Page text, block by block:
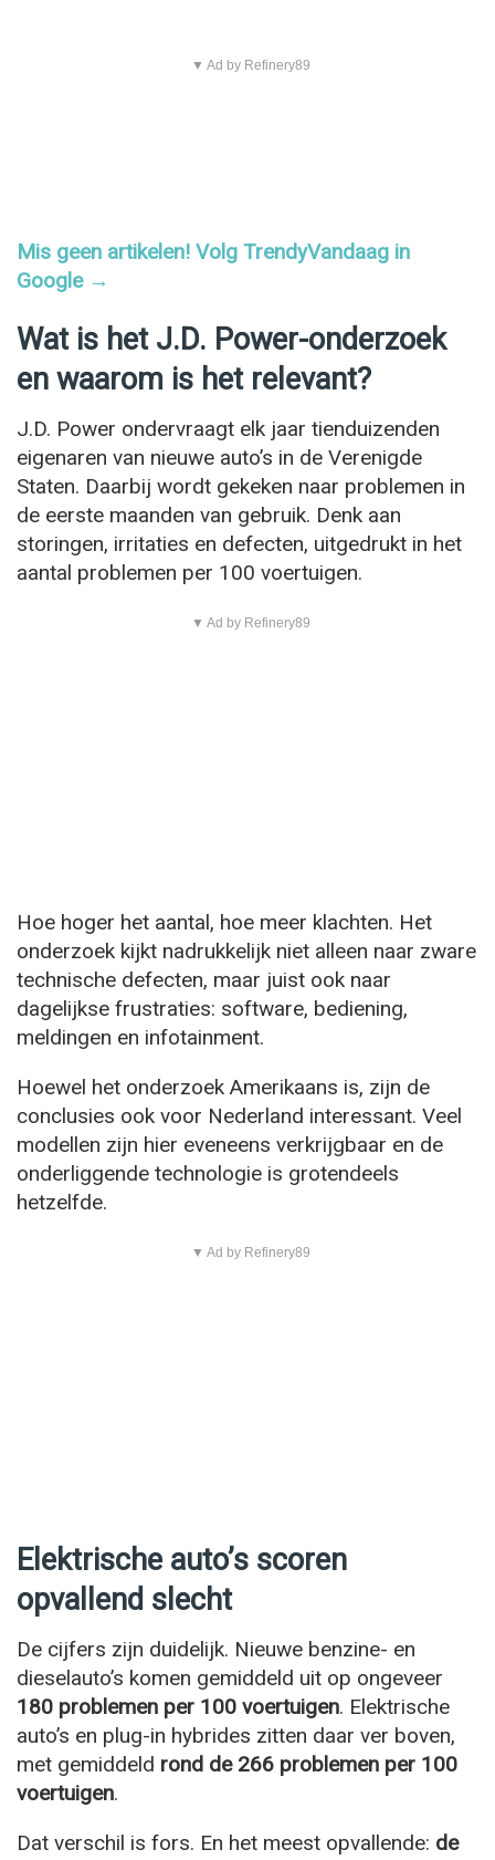
▼ Ad by Refinery89
Mis geen artikelen! Volg TrendyVandaag in
Google →
Wat is het J.D. Power-onderzoek
en waarom is het relevant?
J.D. Power ondervraagt elk jaar tienduizenden
eigenaren van nieuwe auto’s in de Verenigde
Staten. Daarbij wordt gekeken naar problemen in
de eerste maanden van gebruik. Denk aan
storingen, irritaties en defecten, uitgedrukt in het
aantal problemen per 100 voertuigen.
▼ Ad by Refinery89
Hoe hoger het aantal, hoe meer klachten. Het
onderzoek kijkt nadrukkelijk niet alleen naar zware
technische defecten, maar juist ook naar
dagelijkse frustraties: software, bediening,
meldingen en infotainment.
Hoewel het onderzoek Amerikaans is, zijn de
conclusies ook voor Nederland interessant. Veel
modellen zijn hier eveneens verkrijgbaar en de
onderliggende technologie is grotendeels
hetzelfde.
▼ Ad by Refinery89
Elektrische auto’s scoren
opvallend slecht
De cijfers zijn duidelijk. Nieuwe benzine- en
dieselauto’s komen gemiddeld uit op ongeveer
180 problemen per 100 voertuigen. Elektrische
auto’s en plug-in hybrides zitten daar ver boven,
met gemiddeld rond de 266 problemen per 100
voertuigen.
Dat verschil is fors. En het meest opvallende: de